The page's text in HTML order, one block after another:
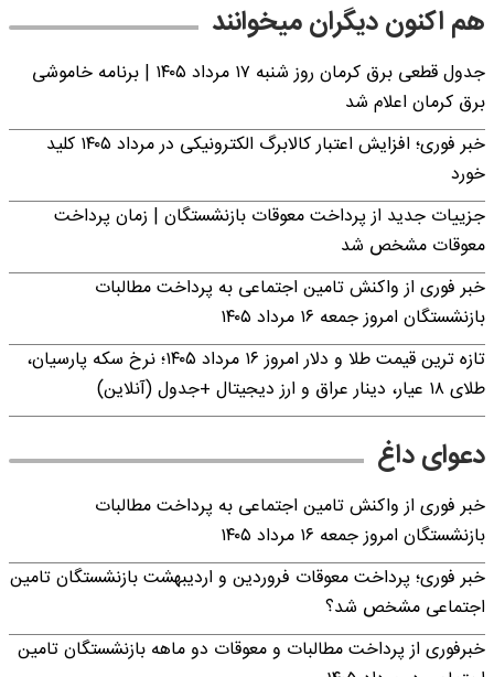
هم اکنون دیگران میخوانند
جدول قطعی برق کرمان روز شنبه ۱۷ مرداد ۱۴۰۵ | برنامه خاموشی
برق کرمان اعلام شد
خبر فوری؛ افزایش اعتبار کالابرگ الکترونیکی در مرداد ۱۴۰۵ کلید
خورد
جزییات جدید از پرداخت معوقات بازنشستگان | زمان پرداخت
معوقات مشخص شد
خبر فوری از واکنش تامین اجتماعی به پرداخت مطالبات
بازنشستگان امروز جمعه ۱۶ مرداد ۱۴۰۵
تازه ترین قیمت طلا و دلار امروز ۱۶ مرداد ۱۴۰۵؛ نرخ سکه پارسیان،
طلای ۱۸ عیار، دینار عراق و ارز دیجیتال +جدول (آنلاین)
دعوای داغ
خبر فوری از واکنش تامین اجتماعی به پرداخت مطالبات
بازنشستگان امروز جمعه ۱۶ مرداد ۱۴۰۵
خبر فوری؛ پرداخت معوقات فروردین و اردیبهشت بازنشستگان تامین
اجتماعی مشخص شد؟
خبرفوری از پرداخت مطالبات و معوقات دو ماهه بازنشستگان تامین